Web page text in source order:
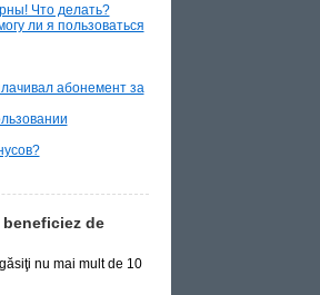
Что делать?
ли я пользоваться
абонемент за
de
nu mai mult de 10